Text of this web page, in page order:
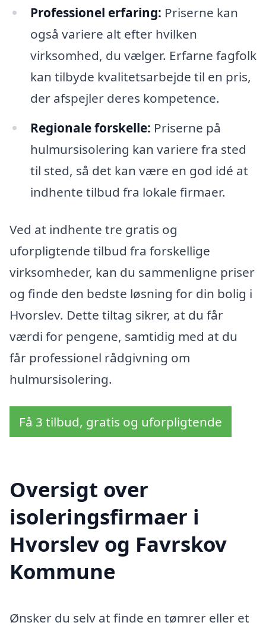
Professionel erfaring: Priserne kan
også variere alt efter hvilken
virksomhed, du vælger. Erfarne fagfolk
kan tilbyde kvalitetsarbejde til en pris,
der afspejler deres kompetence.
Regionale forskelle: Priserne på
hulmursisolering kan variere fra sted
til sted, så det kan være en god idé at
indhente tilbud fra lokale firmaer.
Ved at indhente tre gratis og
uforpligtende tilbud fra forskellige
virksomheder, kan du sammenligne priser
og finde den bedste løsning for din bolig i
Hvorslev. Dette tiltag sikrer, at du får
værdi for pengene, samtidig med at du
får professionel rådgivning om
hulmursisolering.
Få 3 tilbud, gratis og uforpligtende
Oversigt over
isoleringsfirmaer i
Hvorslev og Favrskov
Kommune
Ønsker du selv at finde en tømrer eller et